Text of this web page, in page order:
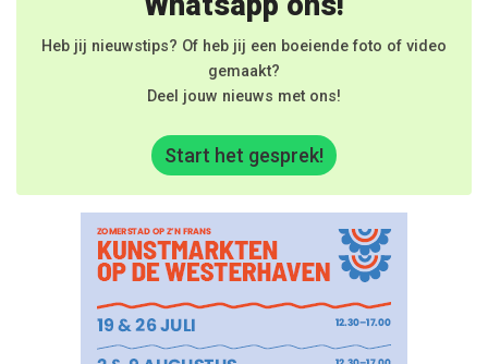
Heb jij nieuwstips? Of heb jij een boeiende foto of video
gemaakt?
Deel jouw nieuws met ons!
Start het gesprek!